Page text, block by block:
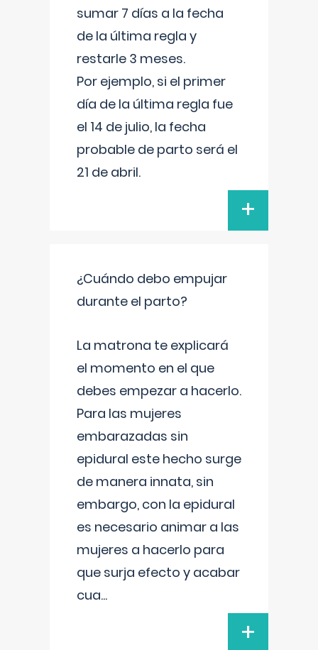
sumar 7 días a la fecha
de la última regla y
restarle 3 meses.
Por ejemplo, si el primer
día de la última regla fue
el 14 de julio, la fecha
probable de parto será el
21 de abril.
+
¿Cuándo debo empujar
durante el parto?
La matrona te explicará
el momento en el que
debes empezar a hacerlo.
Para las mujeres
embarazadas sin
epidural este hecho surge
de manera innata, sin
embargo, con la epidural
es necesario animar a las
mujeres a hacerlo para
que surja efecto y acabar
cua...
+